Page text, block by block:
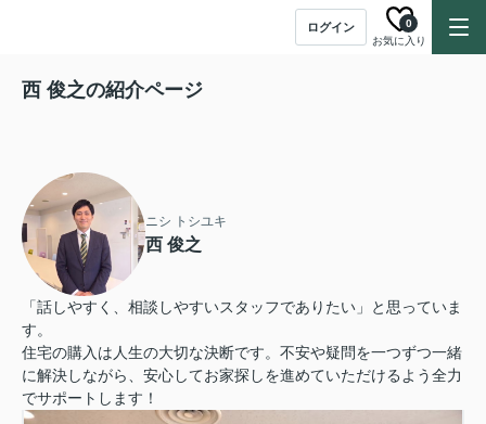
ログイン
お気に入り
0
西 俊之の紹介ページ
ニシ トシユキ
西 俊之
「話しやすく、相談しやすいスタッフでありたい」と思っていま
す。
住宅の購入は人生の大切な決断です。不安や疑問を一つずつ一緒
に解決しながら、安心してお家探しを進めていただけるよう全力
でサポートします！